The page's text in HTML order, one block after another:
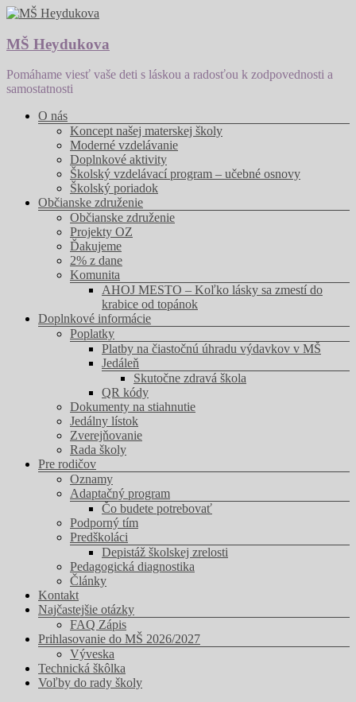
Prejsť
obsah
MŠ Heydukova
Pomáhame viesť vaše deti s láskou a radosťou k zodpovednosti a
samostatnosti
Menu
O nás
Koncept našej materskej školy
Moderné vzdelávanie
Doplnkové aktivity
Školský vzdelávací program – učebné osnovy
Školský poriadok
Občianske združenie
Občianske združenie
Projekty OZ
Ďakujeme
2% z dane
Komunita
AHOJ MESTO – Koľko lásky sa zmestí do
krabice od topánok
Doplnkové informácie
Poplatky
Platby na čiastočnú úhradu výdavkov v MŠ
Jedáleň
Skutočne zdravá škola
QR kódy
Dokumenty na stiahnutie
Jedálny lístok
Zverejňovanie
Rada školy
Pre rodičov
Oznamy
Adaptačný program
Čo budete potrebovať
Podporný tím
Predškoláci
Depistáž školskej zrelosti
Pedagogická diagnostika
Články
Kontakt
Najčastejšie otázky
FAQ Zápis
Prihlasovanie do MŠ 2026/2027
Výveska
Technická škôlka
Voľby do rady školy